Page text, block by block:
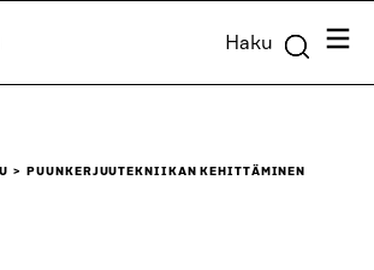
Haku
PUUNKERJUUTEKNIIKAN KEHITTÄMINEN